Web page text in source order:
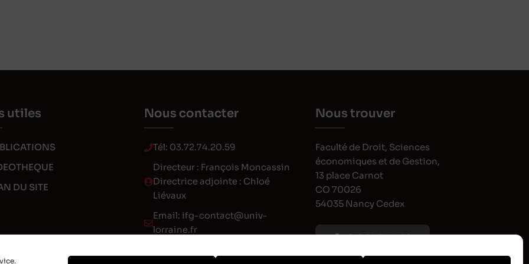
utiles
DU SITE
Nous contacter
Tél: 03.72.74.20.59
Directeur : François Moncassin
Directrice adjointe : Chloé
Liévaux
Email: ifg-contact@univ-
lorraine.fr
Nous trouver
Faculté de Droit, Sciences
économiques et de Gestion,
13 place Carnot
CO 70026
54035 Nancy Cedex
VOIR SUR MAPS